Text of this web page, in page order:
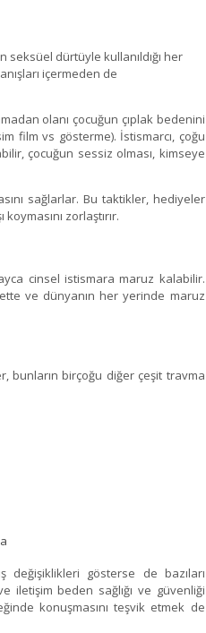
seksüel dürtüyle kullanıldığı her
içermeden de
olanı çocuğun çıplak bedenini
film vs gösterme). İstismarcı, çoğu
çocuğun sessiz olması, kimseye
sağlarlar. Bu taktikler, hediyeler
zorlaştırır.
cinsel istismara maruz kalabilir.
ve dünyanın her yerinde maruz
bunların birçoğu diğer çeşit travma
değişiklikleri gösterse de bazıları
iletişim beden sağlığı ve güvenliği
konuşmasını teşvik etmek de